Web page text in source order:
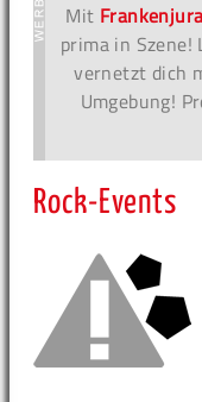
Mit
prima in
vernetzt dich
Umgebung!
Rock-Events